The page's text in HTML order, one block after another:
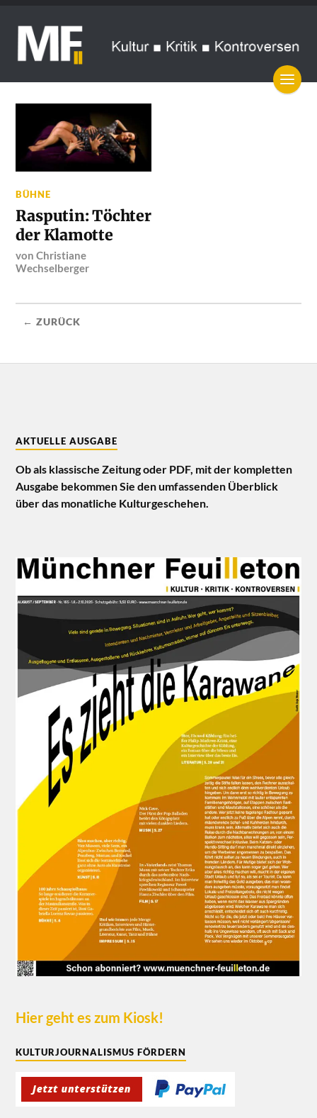
BÜHNE
Rasputin: Töchter
der Klamotte
vonChristiane
Wechselberger
← ZURÜCK
AKTUELLE AUSGABE
Ob als klassische Zeitung oder PDF, mit der kompletten
Ausgabe bekommen Sie den umfassenden Überblick
über das monatliche Kulturgeschehen.
Hier geht es zum Kiosk!
KULTURJOURNALISMUS FÖRDERN